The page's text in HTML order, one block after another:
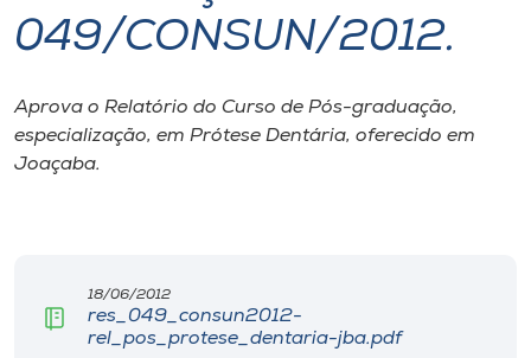
I.nova
Diplomados
Biblioteca
049/CONSUN/2012.
Aprova o Relatório do Curso de Pós-graduação,
especialização, em Prótese Dentária, oferecido em
Joaçaba.
18/06/2012
res_049_consun2012-
rel_pos_protese_dentaria-jba.pdf